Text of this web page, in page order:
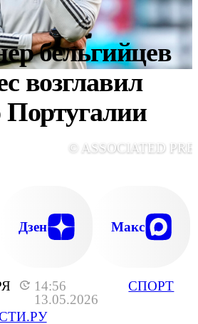
14:56
13.05.2026
СПОРТ
бельгийцев
возглавил
© ASSOCIATED
Дзен Макс